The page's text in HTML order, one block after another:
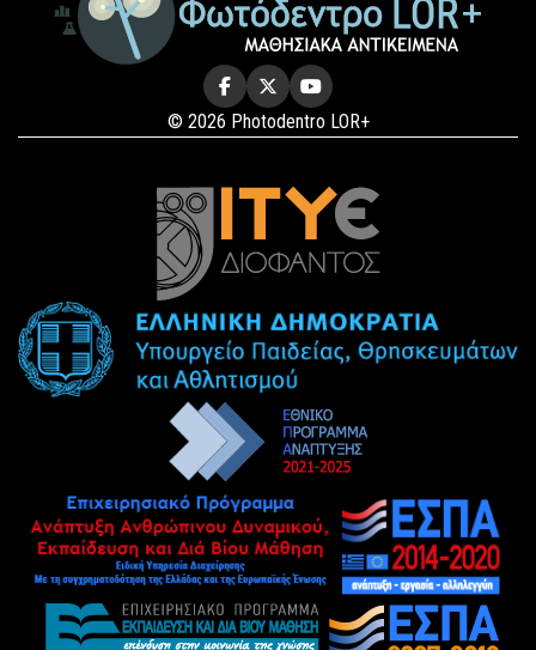
© 2026 Photodentro LOR+